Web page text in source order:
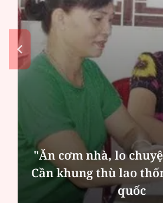
MSB: Lợi nhuận quý
cột nào?